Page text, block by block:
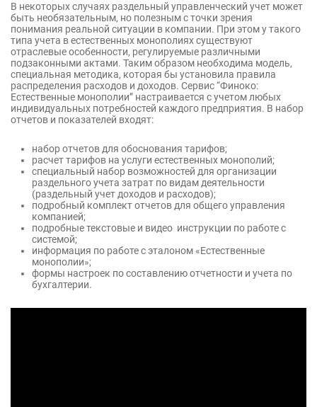
В некоторых случаях раздельный управленческий учет может
быть необязательным, но полезным с точки зрения
понимания реальной ситуации в компании. При этом у такого
типа учета в естественных монополиях существуют
отраслевые особенности, регулируемые различными
подзаконными актами. Таким образом необходима модель,
специальная методика, которая бы установила правила
распределения расходов и доходов. Сервис “Финоко:
Естественные монополии” настраивается с учетом любых
индивидуальных потребностей каждого предприятия. В набор
отчетов и показателей входят:
набор отчетов для обоснования тарифов;
расчет тарифов на услуги естественных монополий;
специальный набор возможностей для организации
раздельного учета затрат по видам деятельности
(раздельный учет доходов и расходов);
подробный комплект отчетов для общего управления
компанией;
подробные текстовые и видео инструкции по работе с
системой;
информация по работе с эталоном «Естественные
монополии»;
формы настроек по составлению отчетности и учета по
бухгалтерии.